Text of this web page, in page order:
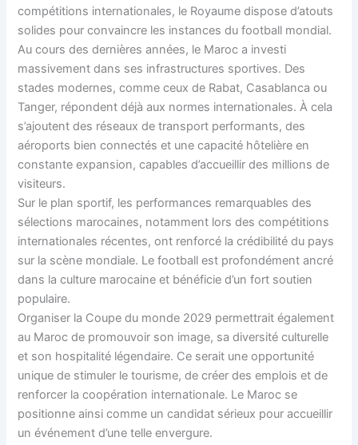
compétitions internationales, le Royaume dispose d’atouts
solides pour convaincre les instances du football mondial.
Au cours des dernières années, le Maroc a investi
massivement dans ses infrastructures sportives. Des
stades modernes, comme ceux de Rabat, Casablanca ou
Tanger, répondent déjà aux normes internationales. À cela
s’ajoutent des réseaux de transport performants, des
aéroports bien connectés et une capacité hôtelière en
constante expansion, capables d’accueillir des millions de
visiteurs.
Sur le plan sportif, les performances remarquables des
sélections marocaines, notamment lors des compétitions
internationales récentes, ont renforcé la crédibilité du pays
sur la scène mondiale. Le football est profondément ancré
dans la culture marocaine et bénéficie d’un fort soutien
populaire.
Organiser la Coupe du monde 2029 permettrait également
au Maroc de promouvoir son image, sa diversité culturelle
et son hospitalité légendaire. Ce serait une opportunité
unique de stimuler le tourisme, de créer des emplois et de
renforcer la coopération internationale. Le Maroc se
positionne ainsi comme un candidat sérieux pour accueillir
un événement d’une telle envergure.